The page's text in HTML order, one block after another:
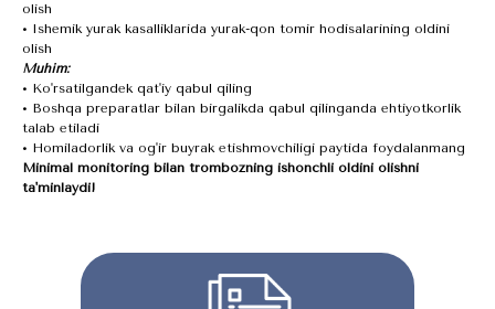
olish
• Ishemik yurak kasalliklarida yurak-qon tomir hodisalarining oldini
olish
Muhim:
• Ko'rsatilgandek qat'iy qabul qiling
• Boshqa preparatlar bilan birgalikda qabul qilinganda ehtiyotkorlik
talab etiladi
• Homiladorlik va og'ir buyrak etishmovchiligi paytida foydalanmang
Minimal monitoring bilan trombozning ishonchli oldini olishni
ta'minlaydi!